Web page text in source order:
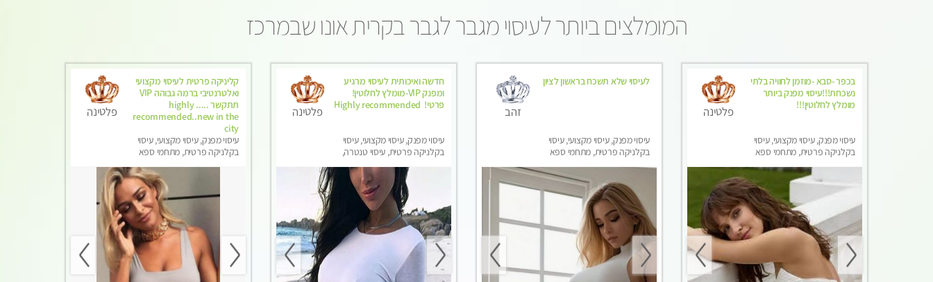
המומלצים ביותר לעיסוי מגבר לגבר בקרית אונו שבמרכז
בכפר -סבא -מוזמן לחוויה בלתי
נשכחת!!!עיסוי מפנק ביותר
מומלץ לחלוטין!!!
עיסוי מפנק, עיסוי מקצועי, עיסוי
בקלניקה פרטית, מתחמי ספא
לגבר, עיסוי לנשים בלבד
פלטינה
לעיסוי שלא תשכח בראשון לציון
עיסוי מפנק, עיסוי מקצועי, עיסוי
בקלניקה פרטית, מתחמי ספא
זהב
חדשה ואיכותית לעיסוי מרגיע
ומפנק VIP-מומלץ לחלוטין!
פרטי! ​​​​​​ Highly recommended
עיסוי מפנק, עיסוי מקצועי, עיסוי
בקלניקה פרטית, עיסוי טנטרה,
פלטינה
קליניקה פרטית לעיסוי מקצועי
ואלטרנטיבי ברמה גבוהה VIP
תתקשר ..... highly
recommended..new in the
city
עיסוי מפנק, עיסוי מקצועי, עיסוי
בקלניקה פרטית, מתחמי ספא
הבית, עיסוי טנטרה, עיסוי מגבר
לגבר, עיסוי מגבר לאישה
פלטינה